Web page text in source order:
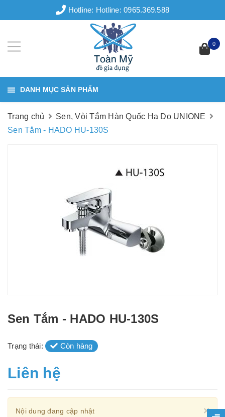
Hotline: Hotline: 0965.369.588
0
DANH MỤC SẢN PHẨM
Trang chủ
Sen, Vòi Tắm Hàn Quốc Ha Do UNIONE
Sen Tắm - HADO HU-130S
Sen Tắm - HADO HU-130S
Trạng thái: Còn hàng
Liên hệ
×
Nội dung đang cập nhật